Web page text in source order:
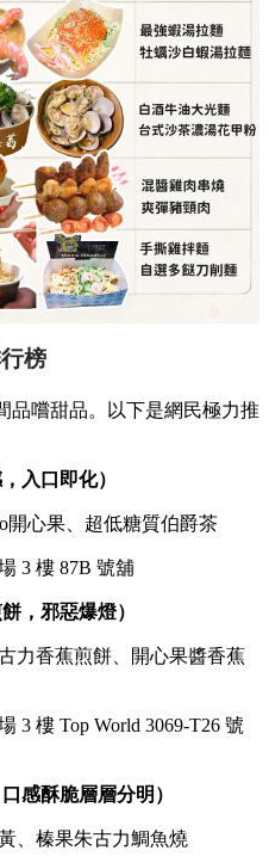
榜
品嚐甜品。以下是網民極力推
入口即化）
開心果、超低糖質伯爵茶
3 樓 87B 號舖
，邪惡爆燈）
力香蕉煎餅、開心果醬香蕉
3 樓 Top World 3069-T26 號
感酥脆層層分明）
、榛果朱古力鯛魚燒